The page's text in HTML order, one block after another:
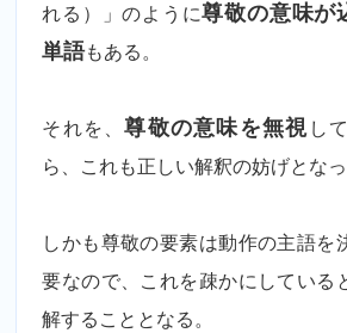
れる）」のように尊敬の意味が
単語もある。
それを、尊敬の意味を無視 し
ら、これも正しい解釈の妨げとなっ
しかも尊敬の要素は動作の主語を
要なので、これを疎かにしている
解することとなる。